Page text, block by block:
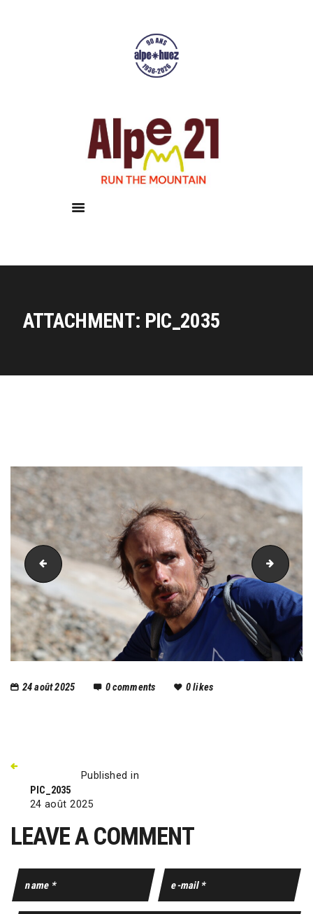
ATTACHMENT: PIC_2035
Résultats
Galerie
Infos pratiques
PIC_2034
24 août 2025 0comments 0likes
Published in
PIC_2035
24 août 2025
LEAVE A COMMENT